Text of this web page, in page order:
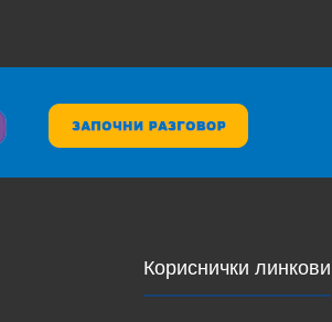
Кориснички линкови